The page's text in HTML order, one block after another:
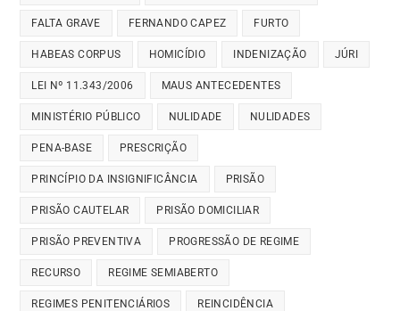
FALTA GRAVE FERNANDO CAPEZ FURTO
HABEAS CORPUS HOMICÍDIO INDENIZAÇÃO JÚRI
LEI Nº 11.343/2006 MAUS ANTECEDENTES
MINISTÉRIO PÚBLICO NULIDADE NULIDADES
PENA-BASE PRESCRIÇÃO
PRINCÍPIO DA INSIGNIFICÂNCIA PRISÃO
PRISÃO CAUTELAR PRISÃO DOMICILIAR
PRISÃO PREVENTIVA PROGRESSÃO DE REGIME
RECURSO REGIME SEMIABERTO
REGIMES PENITENCIÁRIOS REINCIDÊNCIA